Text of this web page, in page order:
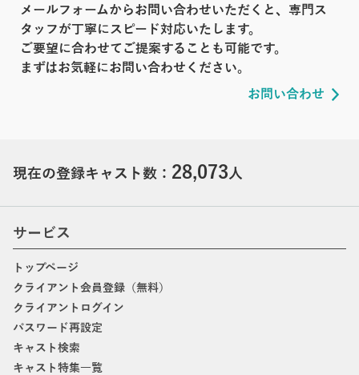
メールフォームからお問い合わせいただくと、専門ス
タッフが丁寧にスピード対応いたします。
ご要望に合わせてご提案することも可能です。
まずはお気軽にお問い合わせください。
お問い合わせ
現在の登録キャスト数： 28,073人
サービス
トップページ
クライアント会員登録（無料）
クライアントログイン
パスワード再設定
キャスト検索
キャスト特集一覧